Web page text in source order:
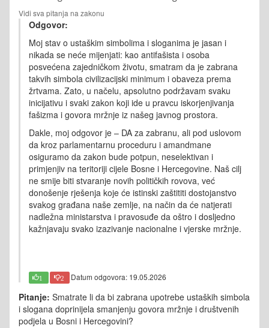
Vidi sva pitanja na zakonu
Odgovor:
Moj stav o ustaškim simbolima i sloganima je jasan i
nikada se neće mijenjati: kao antifašista i osoba
posvećena zajedničkom životu, smatram da je zabrana
takvih simbola civilizacijski minimum i obaveza prema
žrtvama. Zato, u načelu, apsolutno podržavam svaku
inicijativu i svaki zakon koji ide u pravcu iskorjenjivanja
fašizma i govora mržnje iz našeg javnog prostora.
Dakle, moj odgovor je – DA za zabranu, ali pod uslovom
da kroz parlamentarnu proceduru i amandmane
osiguramo da zakon bude potpun, neselektivan i
primjenjiv na teritoriji cijele Bosne i Hercegovine. Naš cilj
ne smije biti stvaranje novih političkih rovova, već
donošenje rješenja koje će istinski zaštititi dostojanstvo
svakog građana naše zemlje, na način da će natjerati
nadležna ministarstva i pravosuđe da oštro i dosljedno
kažnjavaju svako izazivanje nacionalne i vjerske mržnje.
1 2 Datum odgovora: 19.05.2026
Pitanje: Smatrate li da bi zabrana upotrebe ustaških simbola
i slogana doprinijela smanjenju govora mržnje i društvenih
podjela u Bosni i Hercegovini?